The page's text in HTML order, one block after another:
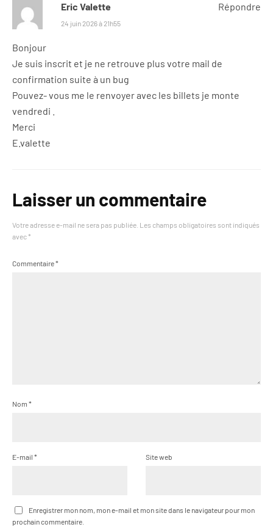
Eric Valette
24 juin 2026 à 21h55
Bonjour
Je suis inscrit et je ne retrouve plus votre mail de
confirmation suite à un bug
Pouvez- vous me le renvoyer avec les billets je monte
vendredi .
Merci
E.valette
Répondre
Laisser un commentaire
Votre adresse e-mail ne sera pas publiée. Les champs obligatoires sont indiqués
avec *
Commentaire*
Nom *
E-mail * Site web
Enregistrer mon nom, mon e-mail et mon site dans le navigateur pour mon
prochain commentaire.